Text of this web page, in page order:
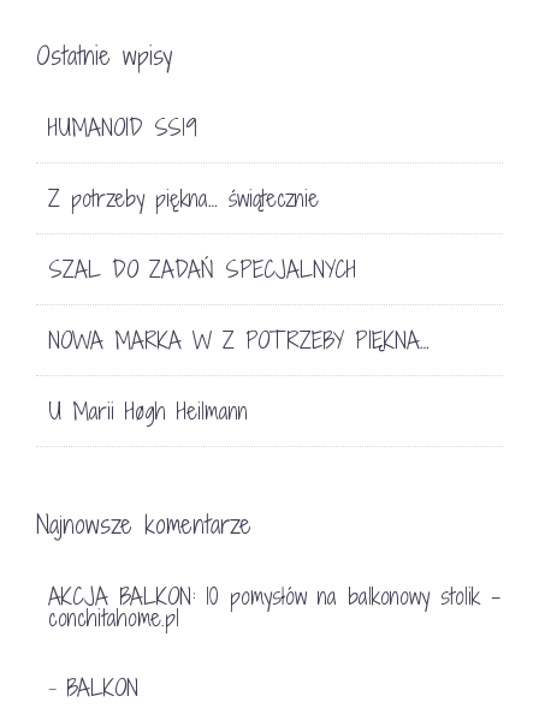
Ostatnie wpisy
HUMANOID SS19
Z potrzeby piękna… świątecznie
SZAL DO ZADAŃ SPECJALNYCH
NOWA MARKA W Z POTRZEBY PIĘKNA…
U Marii Høgh Heilmann
Najnowsze komentarze
AKCJA BALKON: 10 pomysłów na balkonowy stolik -
conchitahome.pl
- BALKON